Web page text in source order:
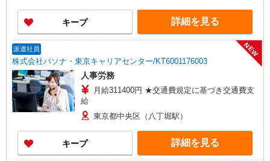
キープ 詳細を見る
派遣社員
株式会社パソナ・東京キャリアセンター/KT6001176003
NEW
人事労務
月給311400円 ★交通費規定に基づき交通費支
給
東京都中央区（八丁堀駅）
キープ 詳細を見る